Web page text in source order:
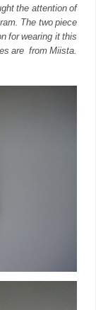
the attention of
The two piece
for wearing it this
are from Miista.